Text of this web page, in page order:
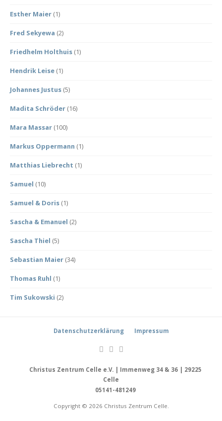
Esther Maier (1)
Fred Sekyewa (2)
Friedhelm Holthuis (1)
Hendrik Leise (1)
Johannes Justus (5)
Madita Schröder (16)
Mara Massar (100)
Markus Oppermann (1)
Matthias Liebrecht (1)
Samuel (10)
Samuel & Doris (1)
Sascha & Emanuel (2)
Sascha Thiel (5)
Sebastian Maier (34)
Thomas Ruhl (1)
Tim Sukowski (2)
Datenschutzerklärung Impressum
Christus Zentrum Celle e.V. | Immenweg 34 & 36 | 29225
Celle
05141-481249
Copyright © 2026 Christus Zentrum Celle.